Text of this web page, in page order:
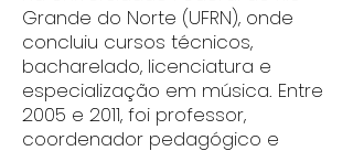
Grande do Norte (UFRN), onde
concluiu cursos técnicos,
bacharelado, licenciatura e
especialização em música. Entre
2005 e 2011, foi professor,
coordenador pedagógico e